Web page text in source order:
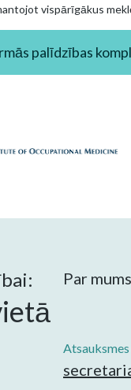
vispārīgākus
palīdzības
Par mums